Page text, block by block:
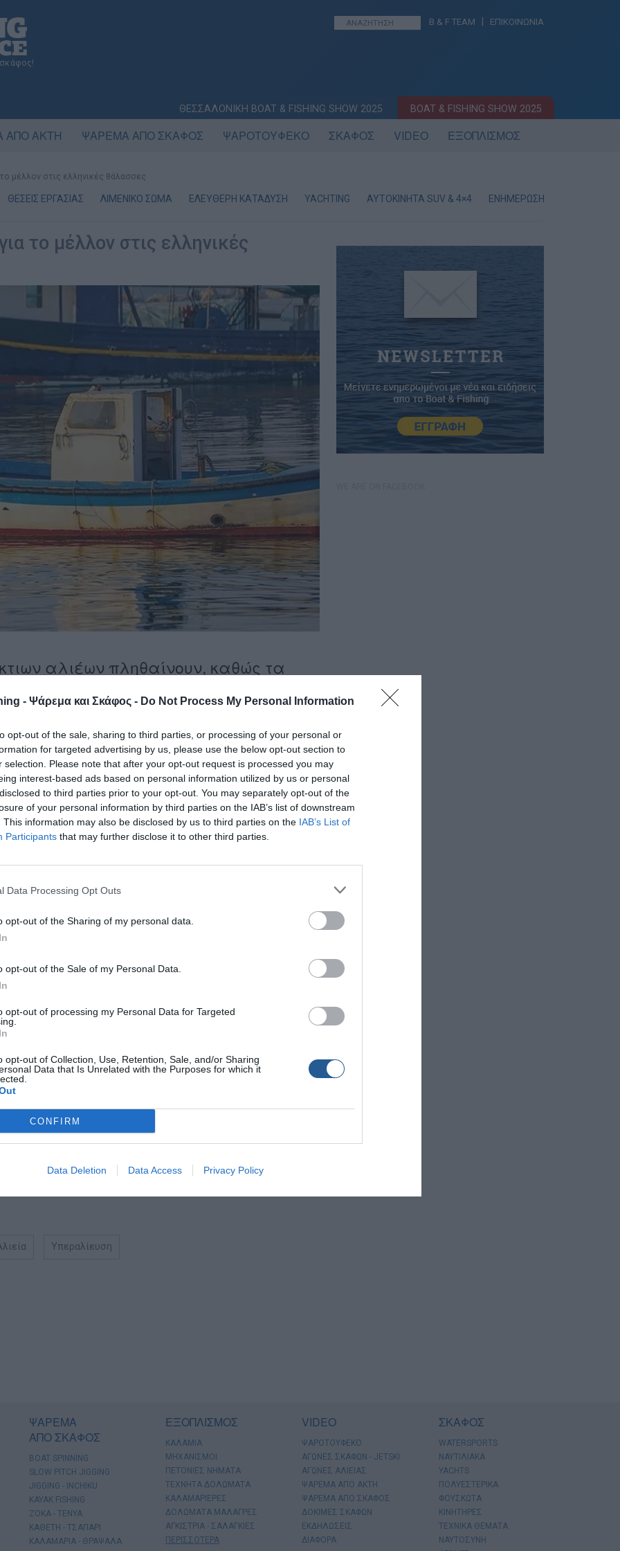
- Ψάρεμα και Σκάφος - Do Not Process My Personal Information
opt-out of the sale, sharing to third parties, or processing of your personal or
for targeted advertising by us, please use the below opt-out section to
selection. Please note that after your opt-out request is processed you may
interest-based ads based on personal information utilized by us or personal
to third parties prior to your opt-out. You may separately opt-out of the
of your personal information by third parties on the IAB’s list of downstream
This information may also be disclosed by us to third parties on the IAB’s List of
Participants that may further disclose it to other third parties.
Data Processing Opt Outs
opt-out of the Sharing of my personal data.
opt-out of the Sale of my Personal Data.
opt-out of processing my Personal Data for Targeted
opt-out of Collection, Use, Retention, Sale, and/or Sharing
Data that Is Unrelated with the Purposes for which it
CONFIRM
Data Deletion Data Access Privacy Policy
B & F TEAM ΕΠΙΚΟΙΝΩΝΙΑ
ΘΕΣΣΑΛΟΝΙΚΗ BOAT & FISHING SHOW 2025 BOAT & FISHING SHOW 2025
ΑΠΟ ΑΚΤΗ ΨΑΡΕΜΑ ΑΠΟ ΣΚΑΦΟΣ ΨΑΡΟΤΟΥΦΕΚΟ ΣΚΑΦΟΣ VIDEO ΕΞΟΠΛΙΣΜΟΣ
μέλλον στις ελληνικές θάλασσες
ΘΕΣΕΙΣ ΕΡΓΑΣΙΑΣ ΛΙΜΕΝΙΚΟ ΣΩΜΑ ΕΛΕΥΘΕΡΗ ΚΑΤΑΔΥΣΗ YACHTING AYTOKINHTA SUV & 4×4 ΕΝΗΜΕΡΩΣΗ
το μέλλον στις ελληνικές
αλιέων πληθαίνουν, καθώς τα
μειώνονται με ανησυχητικούς
πως οι μηχανότρατες – ελληνικές και τουρκικές –
οικοσύστημα, σαρώνοντας τον βυθό και αφήνοντας πίσω
γεμίσουν τα δίχτυα τους, ενώ στον Σαρωνικό ένα ολόκληρο
κιλό ψάρια.
και η περσινή χρονιά χαρακτηρίζεται από τους
δεκαετιών.
με τις καταγγελίες Ελλήνων ψαράδων, συνεχίζουν να
εργαλεία που «ξυρίζουν» τον βυθό, εξοντώνοντας κάθε
έναν χρόνο, ηεθνική αλιευτική παραγωγή
χαθεί πάνω από
καταλήγουν νεκρές πίσω στη θάλασσα.
, επειδή δεν έχει εμπορική αξία για τα μεγάλα σκάφη.
κι εμείς να τα ψαρέψουμε», λένε χαρακτηριστικά
το επάγγελμα και τη θάλασσά τους να μαραζώνουν.
και μάθετε πρώτοι όλες τις θαλασσινέςειδήσειςγια το
και τον κόσμ
Υπεραλίευση
ΨΑΡΕΜΑ
ΑΠΟ ΣΚΑΦΟΣ
BOAT SPINNING
SLOW PITCH JIGGING
JIGGING - INCHIKU
KAYAK FISHING
ΖΟΚΑ - ΤΕΝΥΑ
ΚΑΘΕΤΗ - ΤΣΑΠΑΡΙ
ΚΑΛΑΜΑΡΙΑ - ΘΡΑΨΑΛΑ
ΕΞΟΠΛΙΣΜΟΣ
ΚΑΛΑΜΙΑ
ΜΗΧΑΝΙΣΜΟΙ
ΠΕΤΟΝΙΕΣ ΝΗΜΑΤΑ
ΤΕΧΝΗΤΑ ΔΟΛΩΜΑΤΑ
ΚΑΛΑΜΑΡΙΕΡΕΣ
ΔΟΛΩΜΑΤΑ ΜΑΛΑΓΡΕΣ
ΑΓΚΙΣΤΡΙΑ - ΣΑΛΑΓΚΙΕΣ
ΠΕΡΙΣΣΟΤΕΡΑ
VIDEO
ΨΑΡΟΤΟΥΦΕΚΟ
ΑΓΩΝΕΣ ΣΚΑΦΩΝ - JETSKI
ΑΓΩΝΕΣ ΑΛΙΕΙΑΣ
ΨΑΡΕΜΑ ΑΠΟ ΑΚΤΗ
ΨΑΡΕΜΑ ΑΠΟ ΣΚΑΦΟΣ
ΔΟΚΙΜΕΣ ΣΚΑΦΩΝ
ΕΚΔΗΛΩΣΕΙΣ
ΔΙΑΦΟΡΑ
ΣΚΑΦΟΣ
WATERSPORTS
ΝΑΥΤΙΛΙΑΚΑ
YACHTS
ΠΟΛΥΕΣΤΕΡΙΚΑ
ΦΟΥΣΚΩΤΑ
ΚΙΝΗΤΗΡΕΣ
ΤΕΧΝΙΚΑ ΘΕΜΑΤΑ
ΝΑΥΤΟΣΥΝΗ